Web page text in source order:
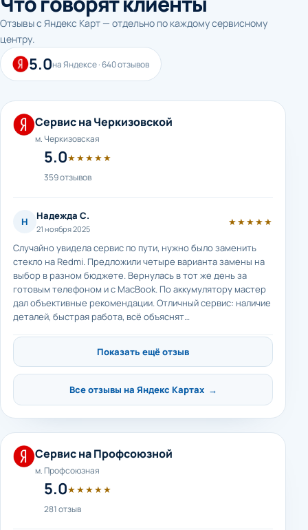
Отзывы с Яндекс Карт — отдельно по каждому сервисному
центру.
5.0на Яндексе · 640 отзывов
Сервис на Черкизовской
м. Черкизовская
5.0★★★★★
359 отзывов
Н Надежда С.
21 ноября 2025
★★★★★
Случайно увидела сервис по пути, нужно было заменить
стекло на Redmi. Предложили четыре варианта замены на
выбор в разном бюджете. Вернулась в тот же день за
готовым телефоном и с MacBook. По аккумулятору мастер
дал объективные рекомендации. Отличный сервис: наличие
деталей, быстрая работа, всё объяснят…
Показать ещё отзыв
Все отзывы на Яндекс Картах →
Сервис на Профсоюзной
м. Профсоюзная
5.0★★★★★
281 отзыв